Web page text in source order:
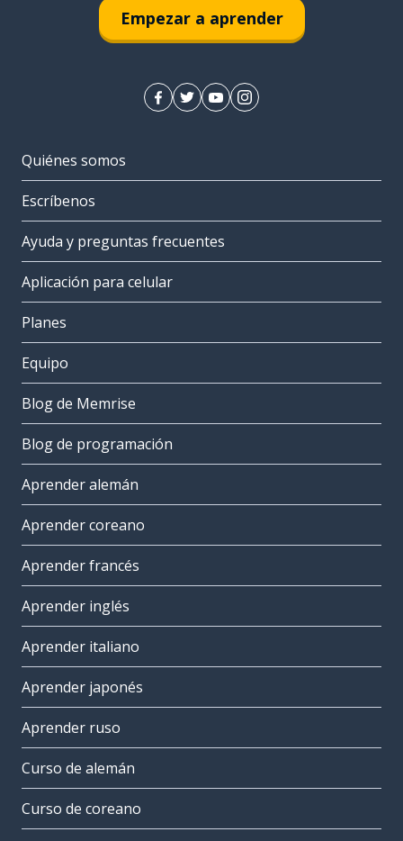
Empezar a aprender
Quiénes somos
Escríbenos
Ayuda y preguntas frecuentes
Aplicación para celular
Planes
Equipo
Blog de Memrise
Blog de programación
Aprender alemán
Aprender coreano
Aprender francés
Aprender inglés
Aprender italiano
Aprender japonés
Aprender ruso
Curso de alemán
Curso de coreano